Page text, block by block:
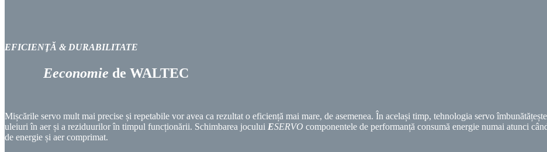
EFICIENŢĂ & DURABILITATE
Eeconomie deWALTEC
Mișcările servo mult mai precise și repetabile vor avea ca rezultat o eficiență mai mare, de asemenea. În același timp, tehnologia servo
uleiuri în aer și a reziduurilor în timpul funcționării. Schimbarea jocului ESERVO componentele de performanță consumă energie numai atunci
de energie și aer comprimat.